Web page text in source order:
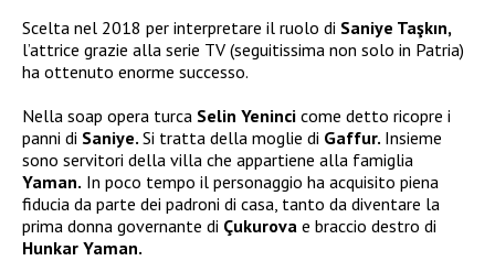
Scelta nel 2018 per interpretare il ruolo di Saniye Taşkın,
l’attrice grazie alla serie TV (seguitissima non solo in Patria)
ha ottenuto enorme successo.
Nella soap opera turca Selin Yeninci come detto ricopre i
panni di Saniye. Si tratta della moglie di Gaffur. Insieme
sono servitori della villa che appartiene alla famiglia
Yaman. In poco tempo il personaggio ha acquisito piena
fiducia da parte dei padroni di casa, tanto da diventare la
prima donna governante di Çukurova e braccio destro di
Hunkar Yaman.